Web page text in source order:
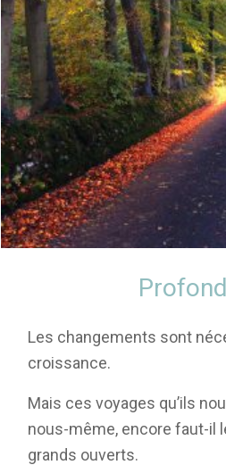
Les changements sont
croissance.
Mais ces voyages qu’ils
nous-même, encore faut-il
grands ouverts.